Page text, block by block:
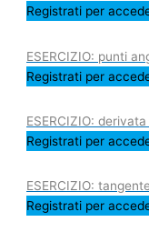
Registrati per
ESERCIZIO: punti
Registrati per
ESERCIZIO:
Registrati per
ESERCIZIO:
Registrati per